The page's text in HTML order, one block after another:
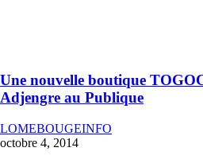
Une nouvelle boutique
Adjengre au Publique
LOMEBOUGEINFO
octobre 4, 2014